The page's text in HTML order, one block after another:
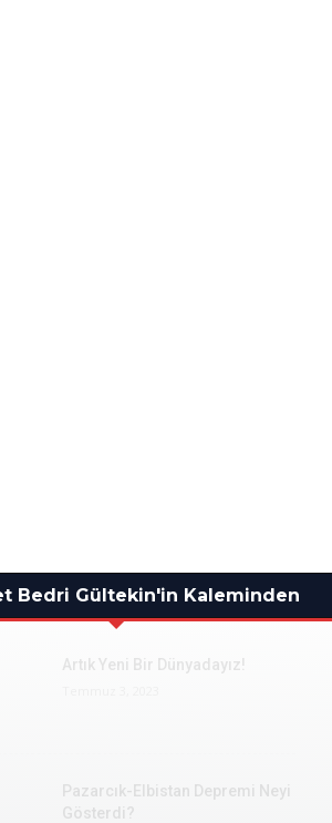
Bedri Gültekin'in Kaleminden
Artık Yeni Bir Dünyadayız!
Pazarcık-Elbistan Depremi Neyi
Gösterdi?